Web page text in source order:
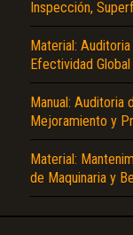
Inspección,
Material:
Efectividad
Manual: Auditoria
Mejoramiento y
Material:
de Maquinaria y